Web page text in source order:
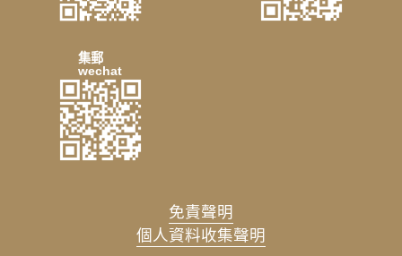
免責聲明
個人資料收集聲明
集郵
wechat